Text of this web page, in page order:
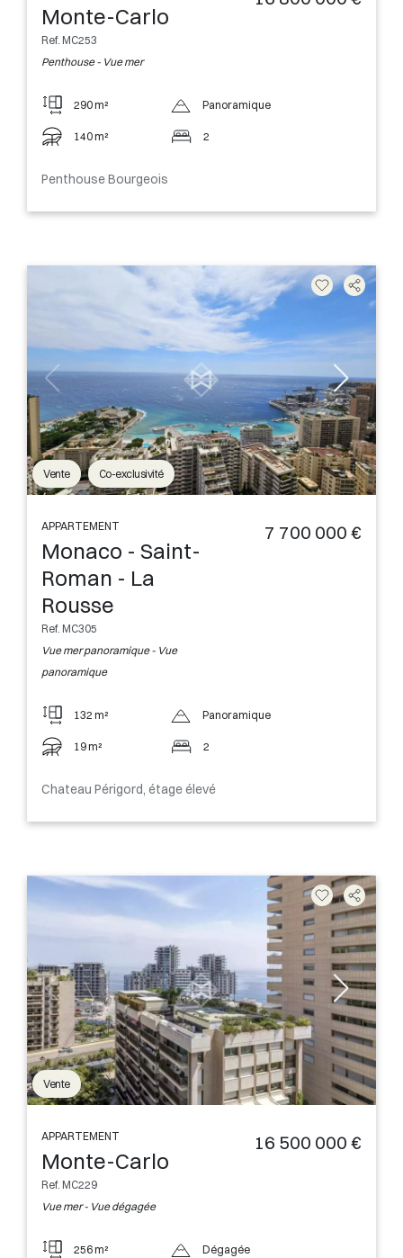
Monte-Carlo
Ref. MC253
Penthouse - Vue mer
290 m²
140 m²
Panoramique
2
Penthouse Bourgeois
Vente Co-exclusivité
APPARTEMENT
Monaco - Saint-
Roman - La
Rousse
Ref. MC305
Vue mer panoramique - Vue
panoramique
7 700 000 €
132 m²
19 m²
Panoramique
2
Chateau Périgord, étage élevé
Vente
APPARTEMENT
Monte-Carlo
Ref. MC229
Vue mer - Vue dégagée
16 500 000 €
256 m² Dégagée